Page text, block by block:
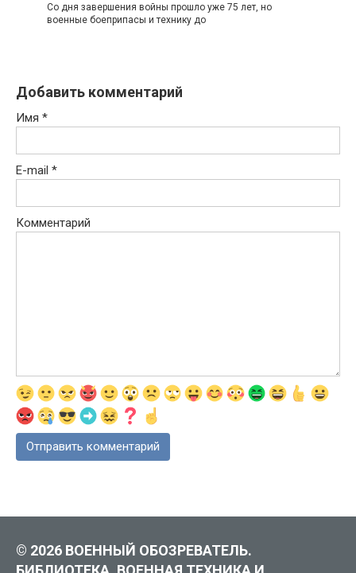
Со дня завершения войны прошло уже 75 лет, но
военные боеприпасы и технику до
Добавить комментарий
Имя *
E-mail *
Комментарий
© 2026 ВОЕННЫЙ ОБОЗРЕВАТЕЛЬ.